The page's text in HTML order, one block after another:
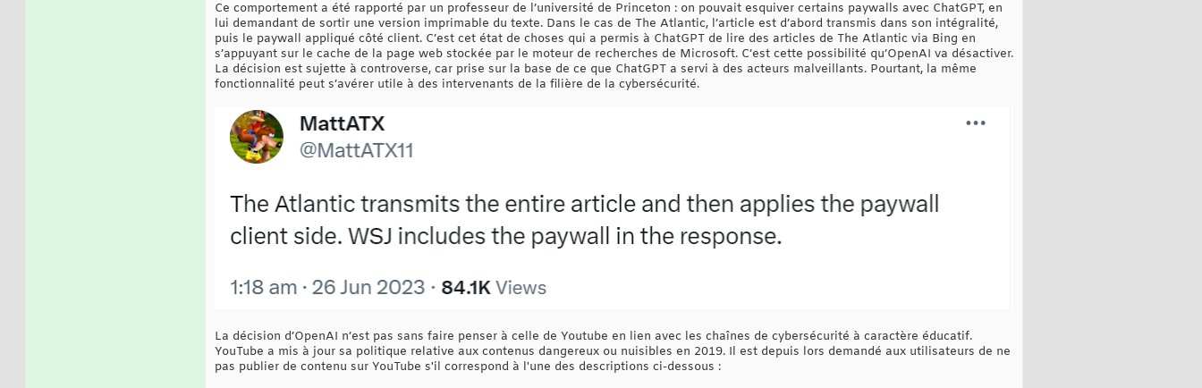
Ce comportement a été rapporté par un professeur de l’université de Princeton : on pouvait esquiver certains paywalls avec ChatGPT, en
lui demandant de sortir une version imprimable du texte. Dans le cas de The Atlantic, l’article est d’abord transmis dans son intégralité,
puis le paywall appliqué côté client. C’est cet état de choses qui a permis à ChatGPT de lire des articles de The Atlantic via Bing en
s’appuyant sur le cache de la page web stockée par le moteur de recherches de Microsoft. C’est cette possibilité qu’OpenAI va désactiver.
La décision est sujette à controverse, car prise sur la base de ce que ChatGPT a servi à des acteurs malveillants. Pourtant, la même
fonctionnalité peut s’avérer utile à des intervenants de la filière de la cybersécurité.
La décision d’OpenAI n’est pas sans faire penser à celle de Youtube en lien avec les chaînes de cybersécurité à caractère éducatif.
YouTube a mis à jour sa politique relative aux contenus dangereux ou nuisibles en 2019. Il est depuis lors demandé aux utilisateurs de ne
pas publier de contenu sur YouTube s'il correspond à l'une des descriptions ci-dessous :